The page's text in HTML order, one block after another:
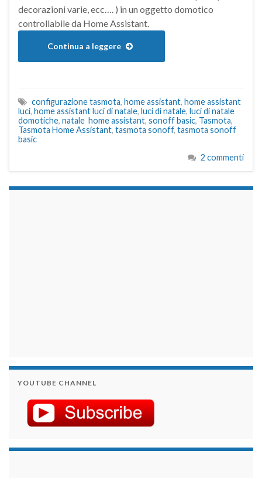
decorazioni varie, ecc…. ) in un oggetto domotico
controllabile da Home Assistant.
Continua a leggere
configurazione tasmota, home assistant, home assistant
luci, home assistant luci di natale, luci di natale, luci di natale
domotiche, natale home assistant, sonoff basic, Tasmota,
Tasmota Home Assistant, tasmota sonoff, tasmota sonoff
basic
2 commenti
YOUTUBE CHANNEL